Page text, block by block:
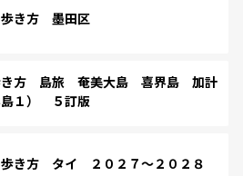
き方 墨田区
き方 島旅 奄美大島 喜界島 加計
島１） ５訂版
き方 タイ ２０２７～２０２８